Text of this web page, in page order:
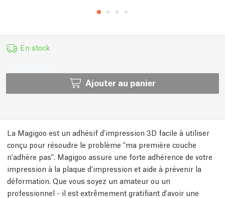
En stock
Ajouter au panier
La Magigoo est un adhésif d'impression 3D facile à utiliser
conçu pour résoudre le problème "ma première couche
n'adhère pas". Magigoo assure une forte adhérence de votre
impression à la plaque d'impression et aide à prévenir la
déformation. Que vous soyez un amateur ou un
professionnel - il est extrêmement gratifiant d'avoir une